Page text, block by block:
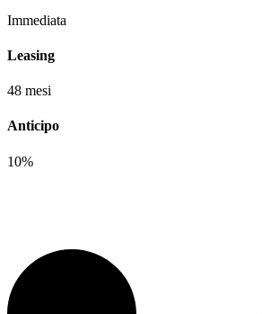
Immediata
Leasing
48 mesi
Anticipo
10%